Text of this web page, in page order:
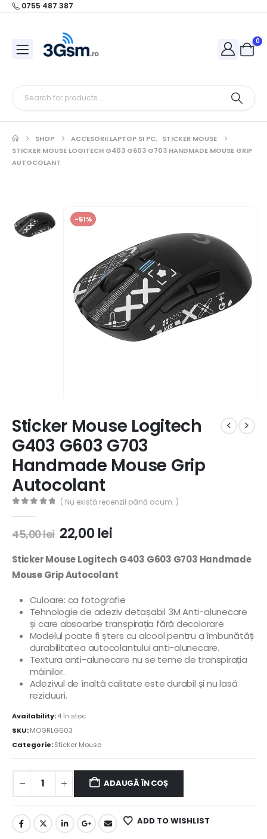
0755 487 387
0
SHOP ACCESORII LAPTOP SI PC, STICKER MOUSE
STICKER MOUSE LOGITECH G403 G603 G703 HANDMADE MOUSE GRIP
AUTOCOLANT
-51%
Sticker Mouse Logitech
G403 G603 G703
Handmade Mouse Grip
Autocolant
( Nu există recenzii până acum. )
45,00lei 22,00 lei
Sticker Mouse Logitech G403 G603 G703 Handmade
Mouse Grip Autocolant
Culoare: ca fotografie
Tehnologie de adeziv detașabil 3MAnti-alunecare
și care absoarbe transpirația fără decolorare
Modelul poate fi șters cu alcool pentru a îmbunătăți
durabilitatea autocolantului anti-alunecare.
Textura anti-alunecare nu se teme de transpirația
mâinilor.
Adezivul de înaltă calitate este durabil și nu lasă
reziduuri.
Availability:4 în stoc
SKU:MOGRLG603
Categorie:Sticker Mouse
ADAUGĂ ÎN COȘ
ADD TO WISHLIST